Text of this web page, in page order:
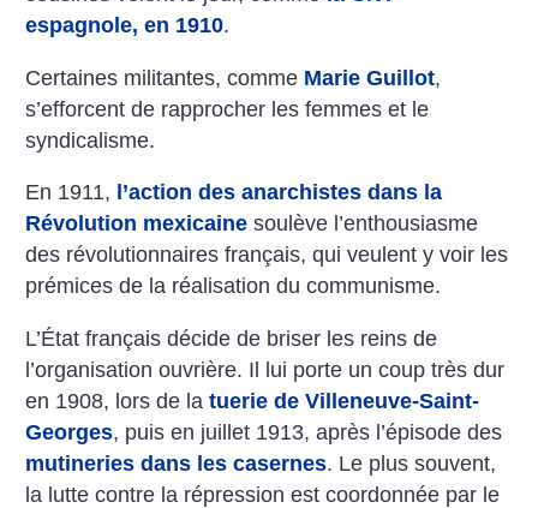
espagnole, en 1910.
Certaines militantes, comme Marie Guillot,
s’efforcent de rapprocher les femmes et le
syndicalisme.
En 1911, l’action des anarchistes dans la
Révolution mexicaine soulève l’enthousiasme
des révolutionnaires français, qui veulent y voir les
prémices de la réalisation du communisme.
L’État français décide de briser les reins de
l’organisation ouvrière. Il lui porte un coup très dur
en 1908, lors de latuerie de Villeneuve-Saint-
Georges, puis en juillet 1913, après l’épisode des
mutineries dans les casernes. Le plus souvent,
la lutte contre la répression est coordonnée par le